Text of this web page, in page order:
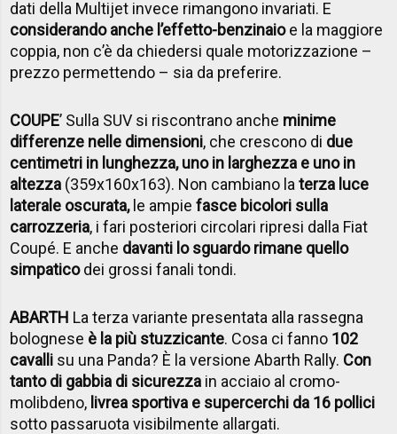
dati della Multijet invece rimangono invariati. E
considerando anche l’effetto-benzinaioe la maggiore
coppia, non c’è da chiedersi quale motorizzazione –
prezzo permettendo – sia da preferire.
COUPE’ Sulla SUV si riscontrano anche minime
differenze nelle dimensioni, che crescono di due
centimetri in lunghezza, uno in larghezza e uno in
altezza (359x160x163). Non cambiano laterza luce
laterale oscurata,le ampiefasce bicolori sulla
carrozzeria, i fari posteriori circolari ripresi dalla Fiat
Coupé. E anche davanti lo sguardo rimane quello
simpaticodei grossi fanali tondi.
ABARTH La terza variante presentata alla rassegna
bolognese è la più stuzzicante. Cosa ci fanno 102
cavalli su una Panda? È la versione Abarth Rally. Con
tanto di gabbia di sicurezza in acciaio al cromo-
molibdeno, livrea sportiva e supercerchi da 16 pollici
sotto passaruota visibilmente allargati.